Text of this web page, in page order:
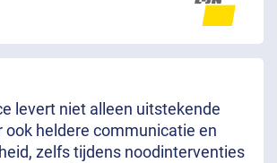
levert niet alleen uitstekende
ook heldere communicatie en
zelfs tijdens noodinterventies